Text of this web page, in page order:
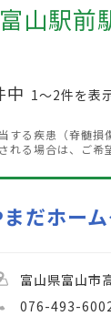
山駅前
中 1〜2件を表
する疾患（脊髄損
れる場合は、ご希
だホー
富山県富山市
076-493-